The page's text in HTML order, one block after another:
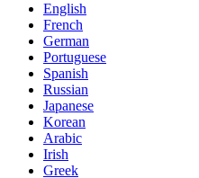
English
French
German
Portuguese
Spanish
Russian
Japanese
Korean
Arabic
Irish
Greek